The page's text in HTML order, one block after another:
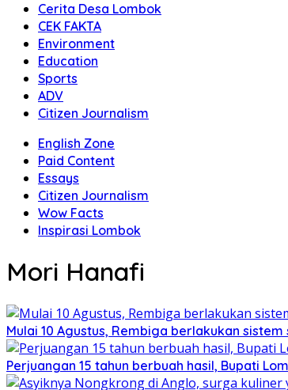
Cerita Desa Lombok
CEK FAKTA
Environment
Education
Sports
ADV
Citizen Journalism
English Zone
Paid Content
Essays
Citizen Journalism
Wow Facts
Inspirasi Lombok
Mori Hanafi
Mulai 10 Agustus, Rembiga berlakukan
Perjuangan 15 tahun berbuah hasil, Bupati